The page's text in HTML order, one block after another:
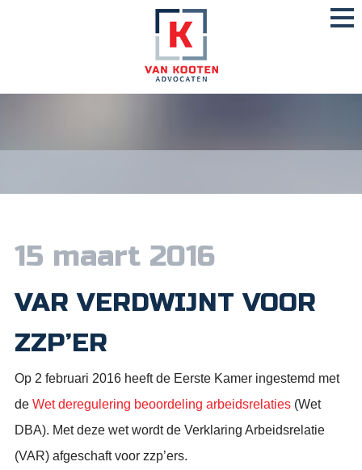
15 maart 2016
VAR VERDWIJNT VOOR
ZZP’ER
Op 2 februari 2016 heeft de Eerste Kamer ingestemd met
de Wet deregulering beoordeling arbeidsrelaties (Wet
DBA). Met deze wet wordt de Verklaring Arbeidsrelatie
(VAR) afgeschaft voor zzp’ers.